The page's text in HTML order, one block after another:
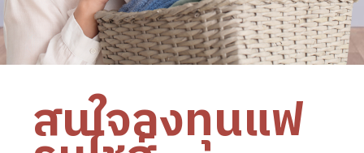
สนใจลงทุนแฟ